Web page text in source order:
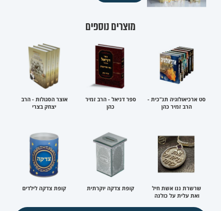
מוצרים נוספים
סט ארכיאולוגיה תנ"כית -
הרב זמיר כהן
ספר דניאל - הרב זמיר
כהן
אוצר הסגולות - הרב
יצחק בצרי
שרשרת ננו אשת חיל
ואת עלית על כולנה
קופת צדקה יוקרתית קופת צדקה לילדים